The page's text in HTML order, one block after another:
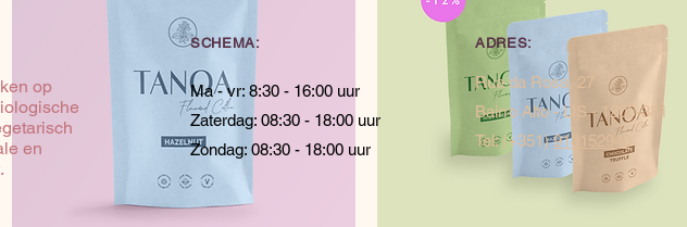
7
0
a
m
r
0
0
G
r
a
m
op
en
SCHEMA:
Ma - vr: 8:30 - 16:00 uur
Zaterdag: 08:30 - 18:00 uur
Zondag: 08:30 - 18:00 uur
ADRES:
Rua da Rosa, 27
Bairro Alto - LIS - 1200-381
Tel: (+351)913152940